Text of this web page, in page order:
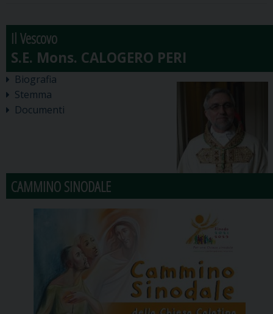
Il Vescovo
Biografia
Stemma
Documenti
CAMMINO SINODALE